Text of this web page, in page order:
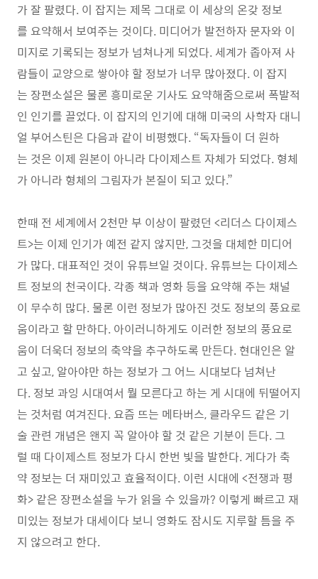
가 잘 팔렸다. 이 잡지는 제목 그대로 이 세상의 온갖 정보
를 요약해서 보여주는 것이다. 미디어가 발전하자 문자와 이
미지로 기록되는 정보가 넘쳐나게 되었다. 세계가 좁아져 사
람들이 교양으로 쌓아야 할 정보가 너무 많아졌다. 이 잡지
는 장편소설은 물론 흥미로운 기사도 요약해줌으로써 폭발적
인 인기를 끌었다. 이 잡지의 인기에 대해 미국의 사학자 대니
얼 부어스틴은 다음과 같이 비평했다. “독자들이 더 원하
는 것은 이제 원본이 아니라 다이제스트 자체가 되었다. 형체
가 아니라 형체의 그림자가 본질이 되고 있다.”
한때 전 세계에서 2천만 부 이상이 팔렸던 <리더스 다이제스
트>는 이제 인기가 예전 같지 않지만, 그것을 대체한 미디어
가 많다. 대표적인 것이 유튜브일 것이다. 유튜브는 다이제스
트 정보의 천국이다. 각종 책과 영화 등을 요약해 주는 채널
이 무수히 많다. 물론 이런 정보가 많아진 것도 정보의 풍요로
움이라고 할 만하다. 아이러니하게도 이러한 정보의 풍요로
움이 더욱더 정보의 축약을 추구하도록 만든다. 현대인은 알
고 싶고, 알아야만 하는 정보가 그 어느 시대보다 넘쳐난
다. 정보 과잉 시대여서 뭘 모른다고 하는 게 시대에 뒤떨어지
는 것처럼 여겨진다. 요즘 뜨는 메타버스, 클라우드 같은 기
술 관련 개념은 왠지 꼭 알아야 할 것 같은 기분이 든다. 그
럴 때 다이제스트 정보가 다시 한번 빛을 발한다. 게다가 축
약 정보는 더 재미있고 효율적이다. 이런 시대에 <전쟁과 평
화> 같은 장편소설을 누가 읽을 수 있을까? 이렇게 빠르고 재
미있는 정보가 대세이다 보니 영화도 잠시도 지루할 틈을 주
지 않으려고 한다.